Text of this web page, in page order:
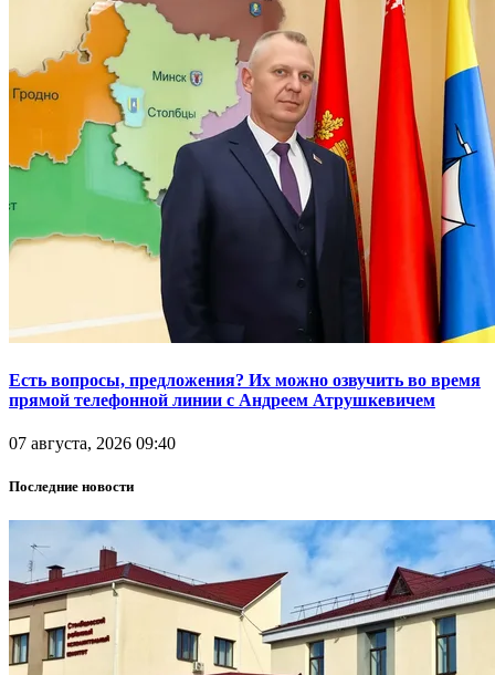
Есть вопросы, предложения? Их можно озвучить во время
прямой телефонной линии с Андреем Атрушкевичем
07 августа, 2026 09:40
Последние новости